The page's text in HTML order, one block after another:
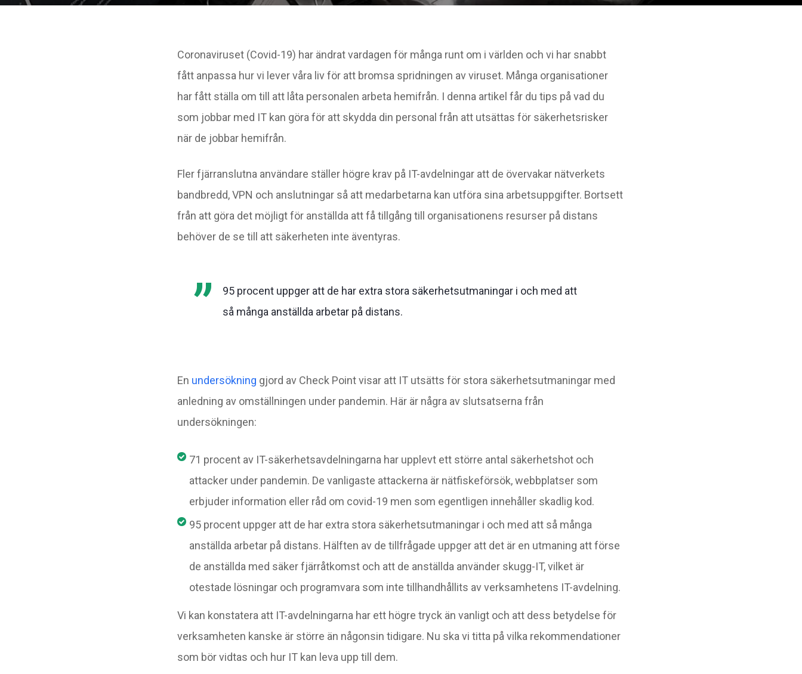
Coronaviruset (Covid-19) har ändrat vardagen för många runt om i världen och vi har snabbt
fått anpassa hur vi lever våra liv för att bromsa spridningen av viruset. Många organisationer
har fått ställa om till att låta personalen arbeta hemifrån. I denna artikel får du tips på vad du
som jobbar med IT kan göra för att skydda din personal från att utsättas för säkerhetsrisker
när de jobbar hemifrån.
Fler fjärranslutna användare ställer högre krav på IT-avdelningar att de övervakar nätverkets
bandbredd, VPN och anslutningar så att medarbetarna kan utföra sina arbetsuppgifter. Bortsett
från att göra det möjligt för anställda att få tillgång till organisationens resurser på distans
behöver de se till att säkerheten inte äventyras.
95 procent uppger att de har extra stora säkerhetsutmaningar i och med att
så många anställda arbetar på distans.
En undersökning gjord av Check Point visar att IT utsätts för stora säkerhetsutmaningar med
anledning av omställningen under pandemin. Här är några av slutsatserna från
undersökningen:
71 procent av IT-säkerhetsavdelningarna har upplevt ett större antal säkerhetshot och
attacker under pandemin. De vanligaste attackerna är nätfiskeförsök, webbplatser som
erbjuder information eller råd om covid-19 men som egentligen innehåller skadlig kod.
95 procent uppger att de har extra stora säkerhetsutmaningar i och med att så många
anställda arbetar på distans. Hälften av de tillfrågade uppger att det är en utmaning att förse
de anställda med säker fjärråtkomst och att de anställda använder skugg-IT, vilket är
otestade lösningar och programvara som inte tillhandhållits av verksamhetens IT-avdelning.
Vi kan konstatera att IT-avdelningarna har ett högre tryck än vanligt och att dess betydelse för
verksamheten kanske är större än någonsin tidigare. Nu ska vi titta på vilka rekommendationer
som bör vidtas och hur IT kan leva upp till dem.